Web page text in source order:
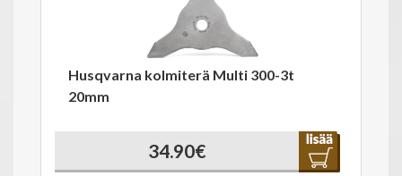
Husqvarna kolmiterä Multi 300-3t
20mm
34.90€